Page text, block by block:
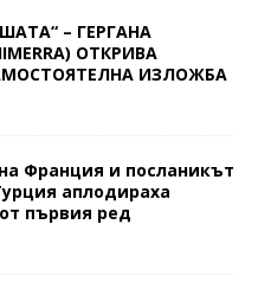
– ГЕРГАНА
ОТКРИВА
ИЗЛОЖБА
Франция и посланикът
аплодираха
първия ред